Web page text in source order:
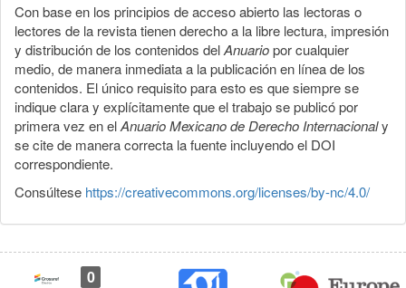
Con base en los principios de acceso abierto las lectoras o
lectores de la revista tienen derecho a la libre lectura, impresión
y distribución de los contenidos delAnuariopor cualquier
medio, de manera inmediata a la publicación en línea de los
contenidos. El único requisito para esto es que siempre se
indique clara y explícitamente que el trabajo se publicó por
primera vez en elAnuario Mexicano de Derecho Internacionaly
se cite de manera correcta la fuente incluyendo el DOI
correspondiente.
Consúltese https://creativecommons.org/licenses/by-nc/4.0/
0